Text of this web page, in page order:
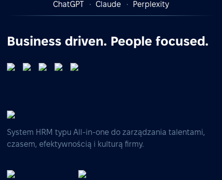
ChatGPT
Claude Perplexity
Business driven. People focused.
System HRM typu All-in-one do zarządzania talentami,
czasem, efektywnością i kulturą firmy.